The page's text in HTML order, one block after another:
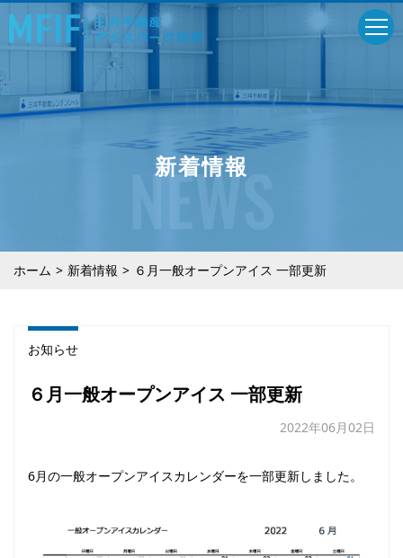
NEWS
新着情報
ホーム 新着情報 ６月一般オープンアイス 一部更新
６月一般オープンアイス 一部更新
2022年06月02日
お知らせ
6月の一般オープンアイスカレンダーを一部更新しました。